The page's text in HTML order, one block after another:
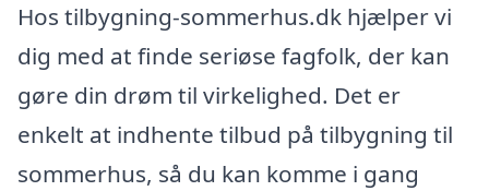
Hos tilbygning-sommerhus.dk hjælper vi
dig med at finde seriøse fagfolk, der kan
gøre din drøm til virkelighed. Det er
enkelt at indhente tilbud på tilbygning til
sommerhus, så du kan komme i gang